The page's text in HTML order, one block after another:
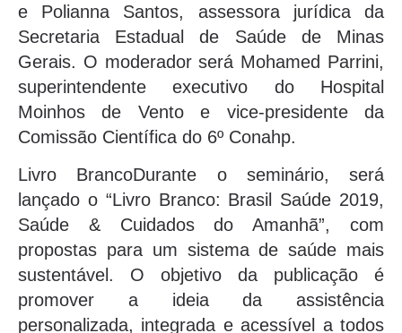
e Polianna Santos, assessora jurídica da
Secretaria Estadual de Saúde de Minas
Gerais. O moderador será Mohamed Parrini,
superintendente executivo do Hospital
Moinhos de Vento e vice-presidente da
Comissão Científica do 6º Conahp.
Livro BrancoDurante o seminário, será
lançado o “Livro Branco: Brasil Saúde 2019,
Saúde & Cuidados do Amanhã”, com
propostas para um sistema de saúde mais
sustentável. O objetivo da publicação é
promover a ideia da assistência
personalizada, integrada e acessível a todos